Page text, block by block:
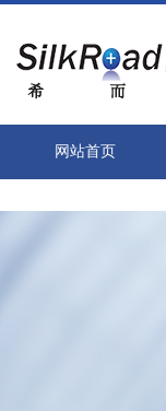
网站首页